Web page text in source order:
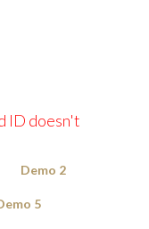
ID doesn't
Demo 2
5